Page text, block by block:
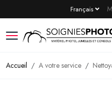
Français
Accueil A votre service